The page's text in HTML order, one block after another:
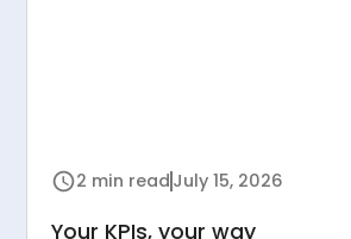
2 min read July 15, 2026
Your KPIs, your way